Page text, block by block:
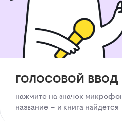
голосовой ввод
нажмите на значок
название – и книга найдется